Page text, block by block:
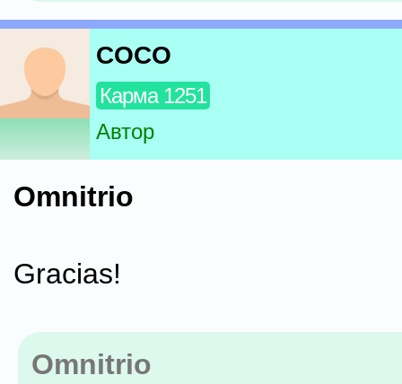
COCO
Карма 1251
Автор
Omnitrio
Gracias!
Omnitrio